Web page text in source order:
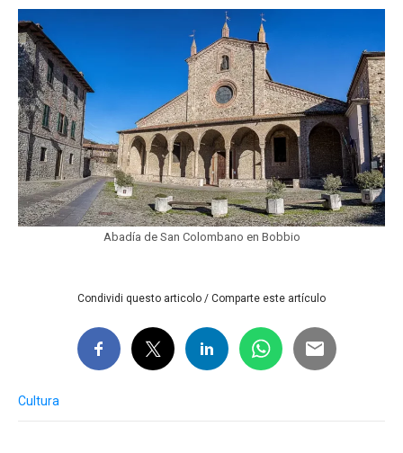
Abadía de San Colombano en Bobbio
Condividi questo articolo / Comparte este artículo
Cultura